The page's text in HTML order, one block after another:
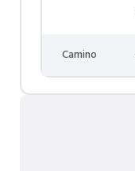
Camino